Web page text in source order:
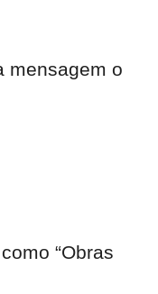
mensagem o
“Obras